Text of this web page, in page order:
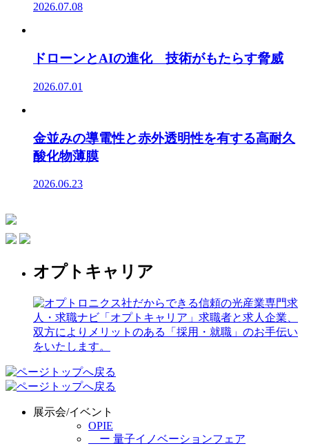
2026.07.08
ドローンとAIの進化 技術がもたらす脅威
2026.07.01
金並みの導電性と赤外透明性を有する高耐久
酸化物薄膜
2026.06.23
オプトキャリア
展示会/イベント
OPIE
ー 量子イノベーションフェア